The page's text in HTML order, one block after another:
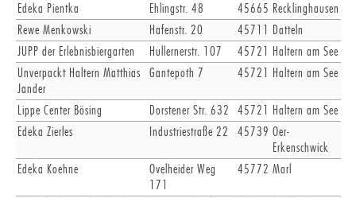
Edeka Pientka
Ehlingstr. 48 45665 Recklinghausen
Rewe Menkowski
Hafenstr. 20 45711 Datteln
JUPP der Erlebnisbiergarten
Hullernerstr. 107 45721 Haltern am See
Unverpackt Haltern Matthias
Jander
Gantepoth 7 45721 Haltern am See
Lippe Center Bösing Dorstener Str. 632 45721 Haltern am See
Edeka Zierles
Industriestraße 22 45739 Oer-
Erkenschwick
Edeka Koehne
Ovelheider Weg
171
45772 Marl